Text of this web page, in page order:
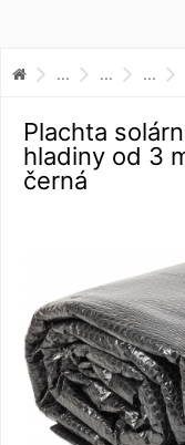
... ... ...
Plachta
hladiny od 3
černá